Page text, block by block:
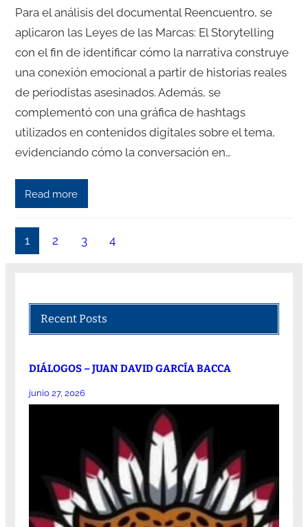
Para el análisis del documental Reencuentro, se
aplicaron las Leyes de las Marcas: El Storytelling
con el fin de identificar cómo la narrativa construye
una conexión emocional a partir de historias reales
de periodistas asesinados. Además, se
complementó con una gráfica de hashtags
utilizados en contenidos digitales sobre el tema,
evidenciando cómo la conversación en…
Read more
1 2 3 4
Recent Posts
DIÁLOGOS – JUAN DAVID GARCÍA BACCA
junio 27, 2026